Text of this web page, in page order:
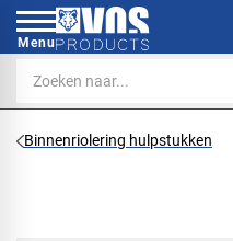
Menu
Binnenriolering hulpstukken